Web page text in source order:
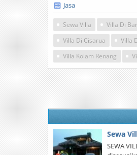
Jasa
Sewa Villa Villa Di
Villa Di Cisarua
Villa
Villa Kolam Renang
Sewa
SEWA